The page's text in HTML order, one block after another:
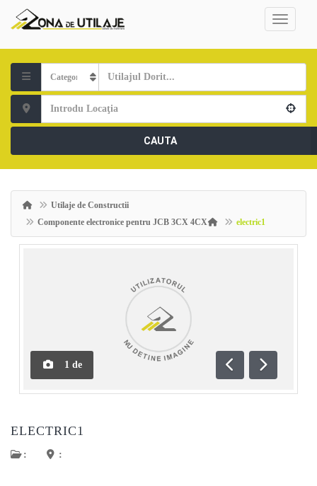
CAUTA
Utilaje de Constructii
Componente electronice pentru JCB 3CX 4CX
electric1
1 de
Anterioară
ELECTRIC1
: :